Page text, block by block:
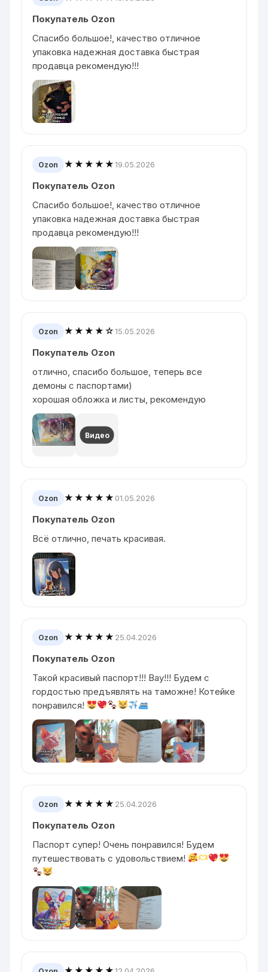
Покупатель Ozon
Спасибо большое!, качество отличное
упаковка надежная доставка быстрая
продавца рекомендую!!!
Ozon ★★★★★19.05.2026
Покупатель Ozon
Спасибо большое!, качество отличное
упаковка надежная доставка быстрая
продавца рекомендую!!!
Ozon ★★★★☆15.05.2026
Покупатель Ozon
отлично, спасибо большое, теперь все
демоны с паспортами)
хорошая обложка и листы, рекомендую
Видео
Ozon ★★★★★ 01.05.2026
Покупатель Ozon
Всё отлично, печать красивая.
Ozon ★★★★★ 25.04.2026
Покупатель Ozon
Такой красивый паспорт!!! Вау!!! Будем с
гордостью предъявлять на таможне! Котейке
понравился!
Ozon ★★★★★ 25.04.2026
Покупатель Ozon
Паспорт супер! Очень понравился! Будем
путешествовать с удовольствием!